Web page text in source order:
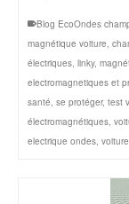
Blog EcoOndes
magnétique voiture,
électriques, linky,
electromagnetiques et
santé, se protéger, test
électromagnétiques,
electrique ondes,